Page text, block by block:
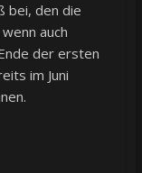
bei, den die
auch
der ersten
im Juni